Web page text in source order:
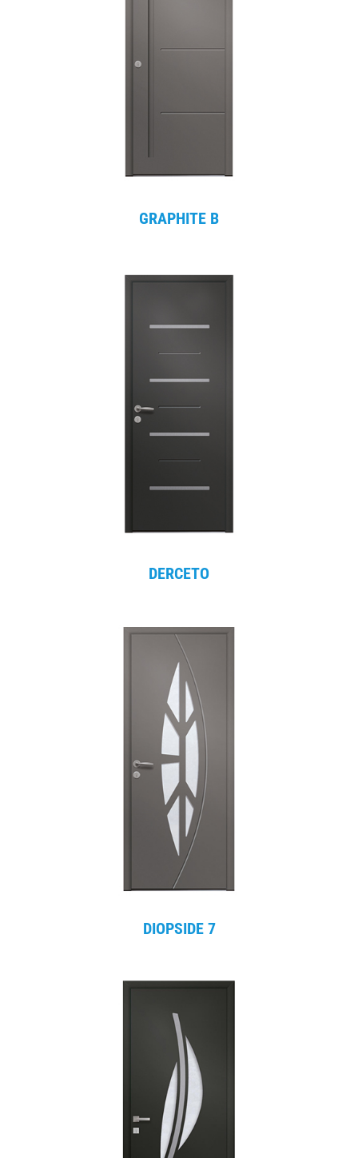
GRAPHITE B
DERCETO
DIOPSIDE 7